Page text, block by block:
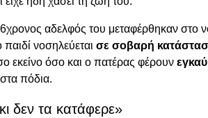
αδελφός του μεταφέρθηκαν στο
νοσηλεύεται σε σοβαρή
εκείνο όσο και ο πατέρας φέρουν
πόδια.
δεν τα κατάφερε»